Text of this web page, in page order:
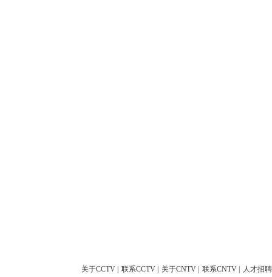
关于CCTV 联系CCTV 关于CNTV 联系CNTV 人才招聘